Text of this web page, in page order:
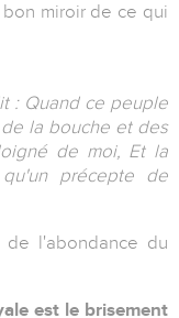
miroir de ce qui
: Quand ce peuple
la bouche et des
de moi, Et la
précepte de
de l'abondance du
est le brisement